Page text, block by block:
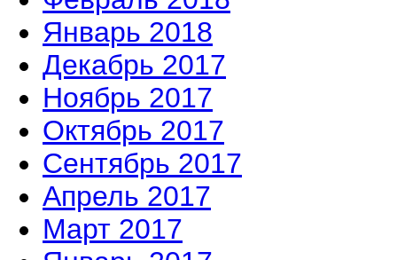
Январь 2018
Декабрь 2017
Ноябрь 2017
Октябрь 2017
Сентябрь 2017
Апрель 2017
Март 2017